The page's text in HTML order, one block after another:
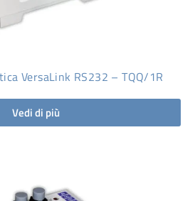
VersaLink RS232 – TQQ/1R
Vedi di più